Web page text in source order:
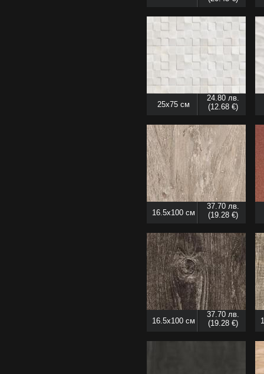
25x75 см
24.80 лв.
(12.68 €)
16.5x100 см
37.70 лв.
(19.28 €)
16.5x100 см
37.70 лв.
(19.28 €)